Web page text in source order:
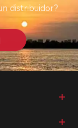
distribuidor?